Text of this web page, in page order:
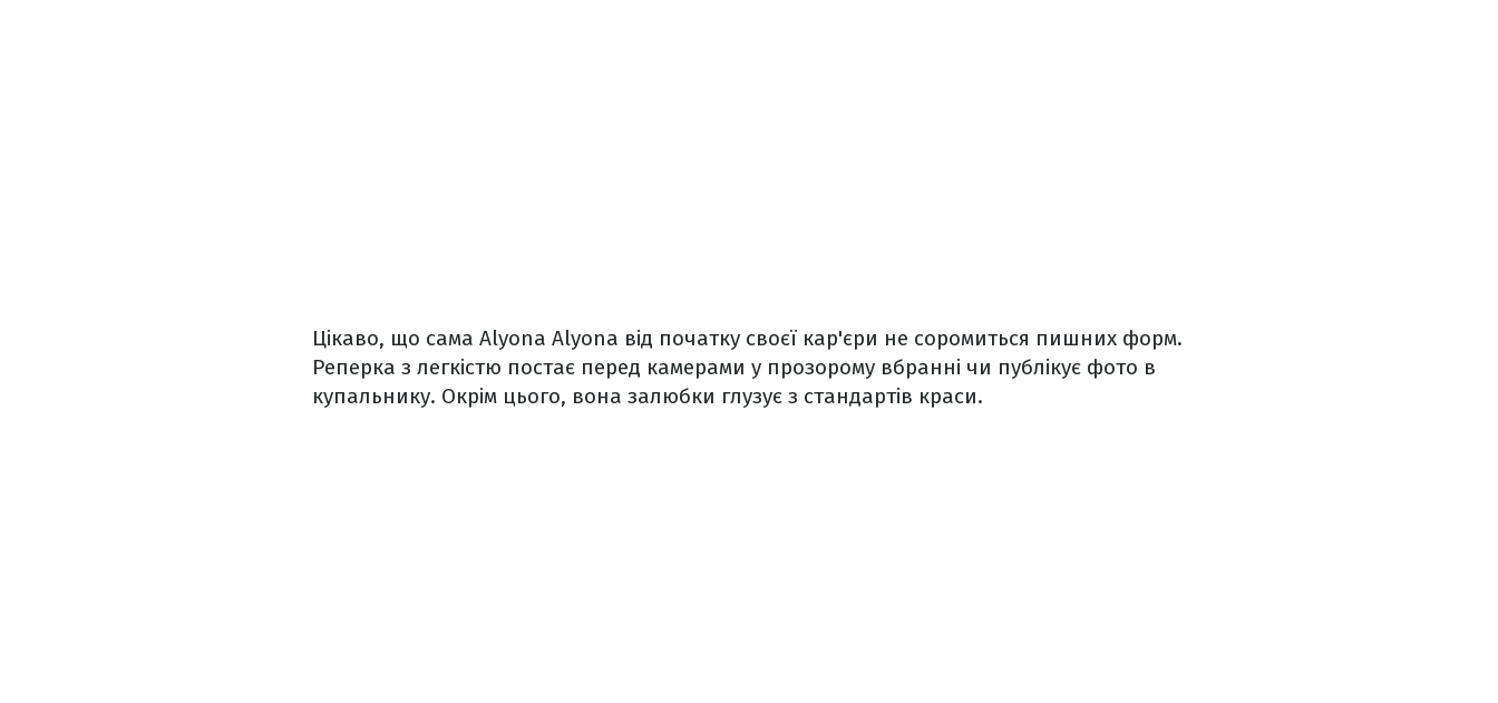
Цікаво, що сама Alyona Alyona від початку своєї кар'єри не соромиться пишних форм.
Реперка з легкістю постає перед камерами у прозорому вбранні чи публікує фото в
купальнику. Окрім цього, вона залюбки глузує з стандартів краси.